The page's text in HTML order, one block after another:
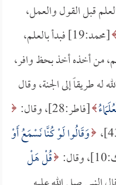
قبل القول والعمل،
[محمد:19] فبدأ بالعلم،
من أخذه أخذ بحظ وافر،
طريقاً إلى الجنة، وقال
[فاطر:28]، وقال:
وَقَالُوا لَوْ كُنَّا نَسْمَعُ أَوْ
قُلْ هَلْ